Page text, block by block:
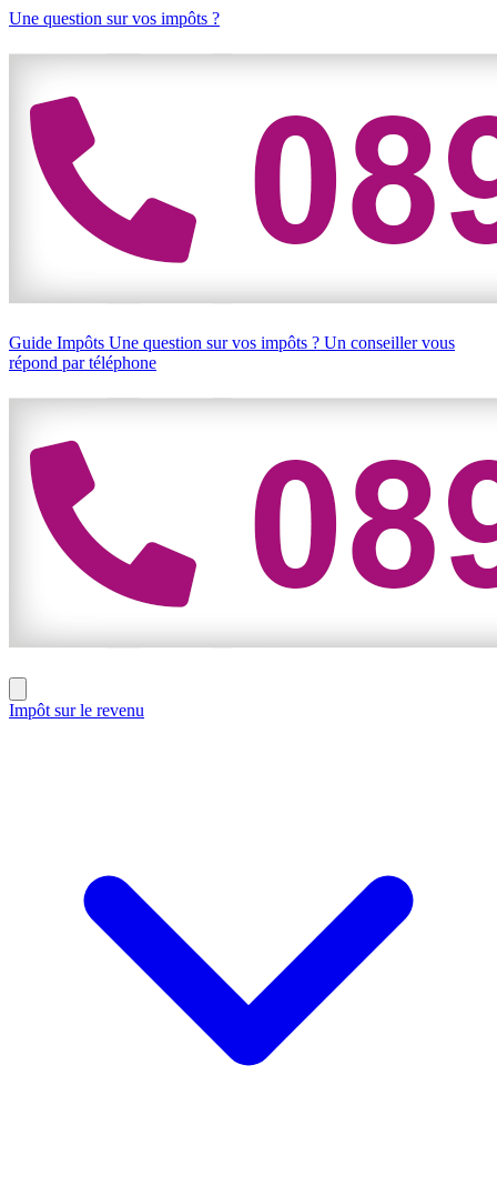
Une question sur vos impôts ?
Guide Impôts Une question sur vos impôts ? Un conseiller vous
répond par téléphone
Impôt sur le revenu